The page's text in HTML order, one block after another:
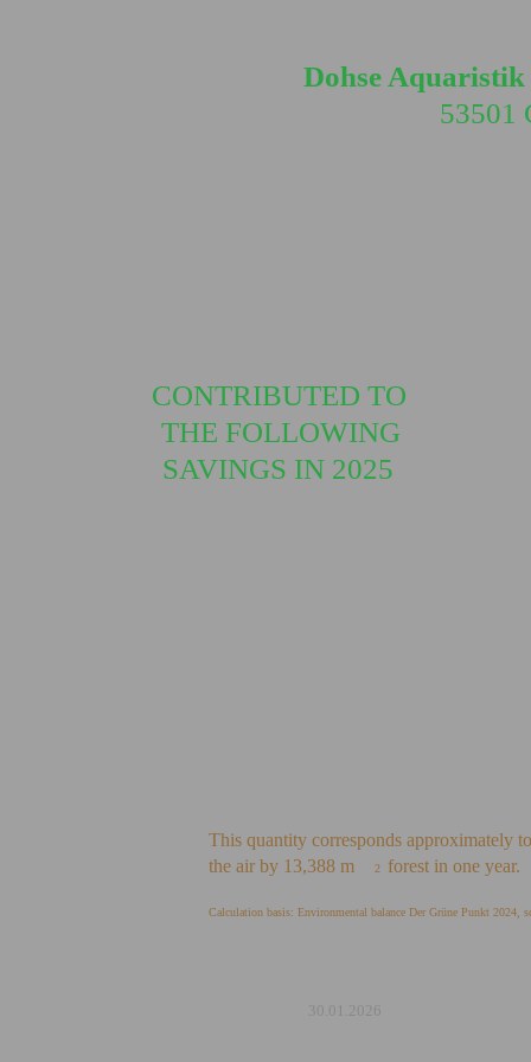
30.01.2026
Dohse
53501
This quantity corresponds approximately
the air by 13,388 m
2 forest in one year.
Calculation basis: Environmental balance Der Grüne Punkt 2024,
CONTRIBUTED TO
THE FOLLOWING
SAVINGS IN 2025